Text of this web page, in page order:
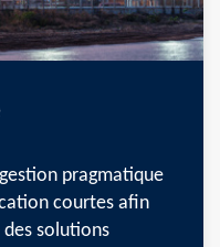
pragmatique
courtes afin
solutions